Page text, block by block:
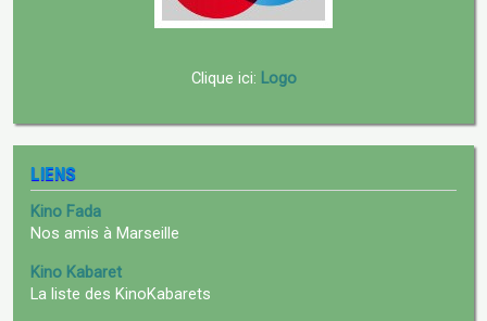
Clique ici: Logo
LIENS
Kino Fada
Nos amis à Marseille
Kino Kabaret
La liste des KinoKabarets